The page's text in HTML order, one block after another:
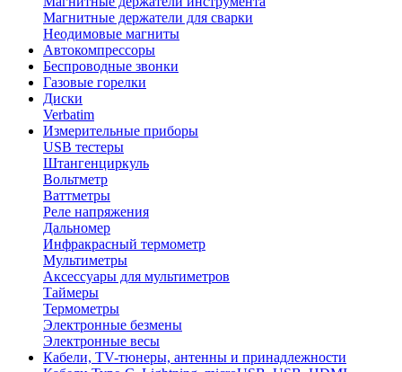
Магнитные держатели для сварки
Неодимовые магниты
Автокомпрессоры
Беспроводные звонки
Газовые горелки
Диски
Verbatim
Измерительные приборы
USB тестеры
Штангенциркуль
Вольтметр
Ваттметры
Реле напряжения
Дальномер
Инфракрасный термометр
Мультиметры
Аксессуары для мультиметров
Таймеры
Термометры
Электронные безмены
Электронные весы
Кабели, TV-тюнеры, антенны и принадлежности